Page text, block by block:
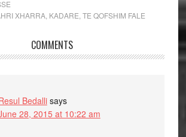
XHARRA, KADARE TE QOFSHIM FALE
COMMENTS
Bedalli says
28, 2015 at 10:22 am